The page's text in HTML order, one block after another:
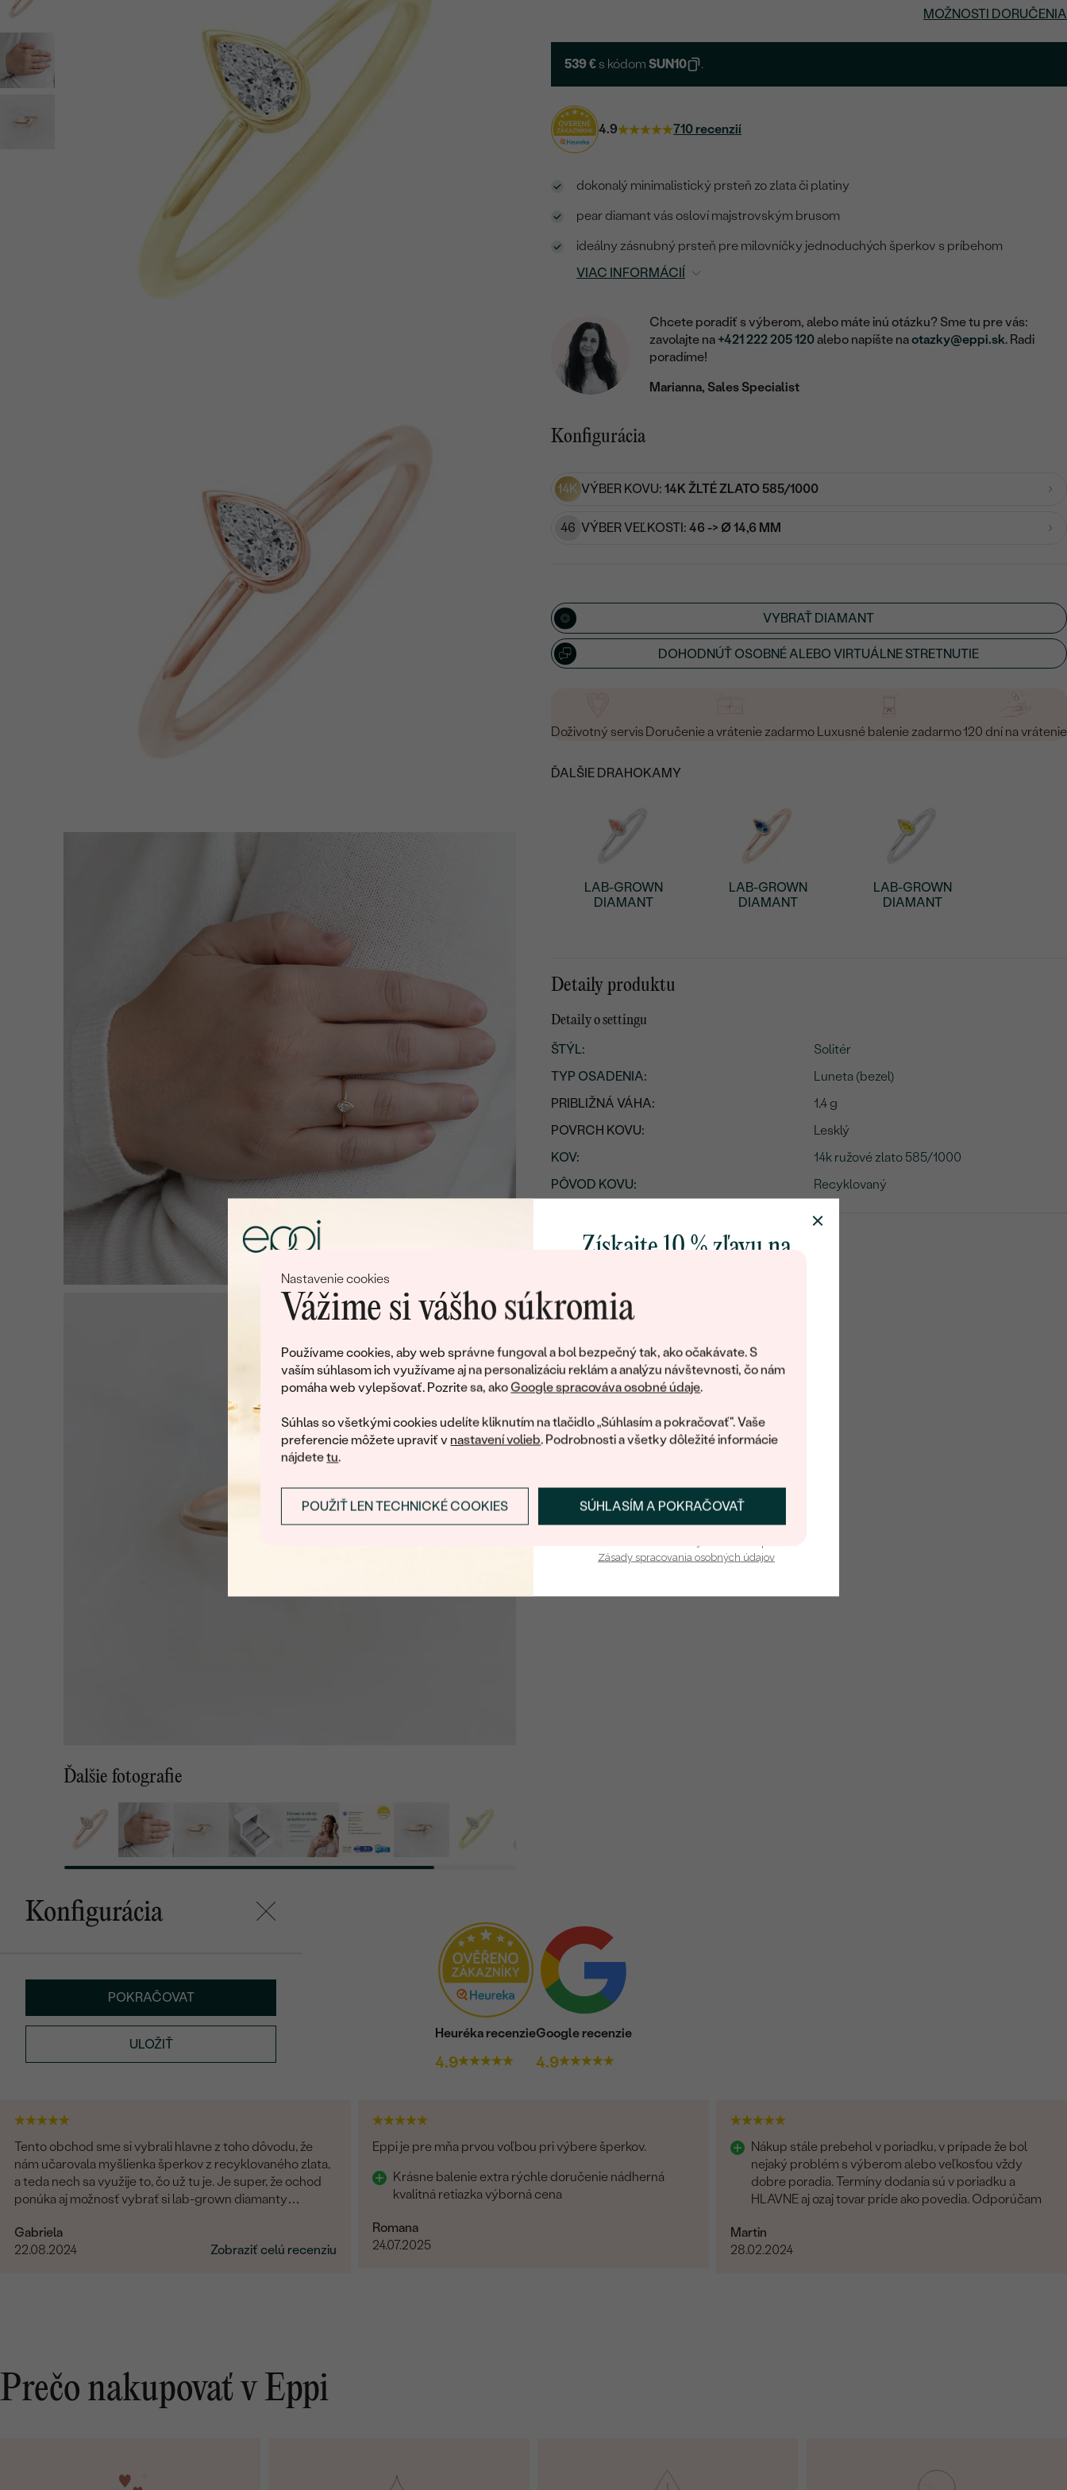
Nastavenie cookies
Vážime si vášho súkromia
Používame cookies, aby web správne fungoval a bol bezpečný tak, ako očakávate. S
vaším súhlasom ich využívame aj na personalizáciu reklám a analýzu návštevnosti, čo nám
pomáha web vylepšovať. Pozrite sa, akoGoogle spracováva osobné údaje.
Súhlas so všetkými cookies udelíte kliknutím na tlačidlo „Súhlasím a pokračovať". Vaše
preferencie môžete upraviť v nastavení volieb. Podrobnosti a všetky dôležité informácie
nájdetetu.
SÚHLASÍM A POKRAČOVAŤ
POUŽIŤ LEN TECHNICKÉ COOKIES
Ďalšie fotografie
MOŽNOSTI DORUČENIA
539 € s kódomSUN10 .
4.9 710 recenzií
dokonalý minimalistický prsteň zo zlata či platiny
pear diamant vás osloví majstrovským brusom
ideálny zásnubný prsteň pre milovníčky jednoduchých šperkov s príbehom
VIAC INFORMÁCIÍ
Chcete poradiť s výberom, alebo máte inú otázku? Sme tu pre vás:
zavolajte na +421 222 205 120alebo napíšte naotazky@eppi.sk. Radi
poradíme!
Marianna, Sales Specialist
Konfigurácia
14K VÝBER KOVU: 14K ŽLTÉ ZLATO 585/1000
46 VÝBER VEĽKOSTI: 46 -> Ø 14,6 MM
VYBRAŤ DIAMANT
DOHODNÚŤ OSOBNÉ ALEBO VIRTUÁLNE STRETNUTIE
Doživotný servis Doručenie a vrátenie zadarmo Luxusné balenie zadarmo120 dní na vrátenie
ĎALŠIE DRAHOKAMY
LAB-GROWN
DIAMANT
LAB-GROWN
DIAMANT
LAB-GROWN
DIAMANT
Detaily produktu
Detaily o settingu
ŠTÝL:
Solitér
TYP OSADENIA:
Luneta (bezel)
PRIBLIŽNÁ VÁHA:
1,4 g
POVRCH KOVU:
Lesklý
KOV:
14k ružové zlato 585/1000
PÔVOD KOVU: Recyklovaný
Konfigurácia
POKRAČOVAT
ULOŽIŤ
Heuréka recenzie
4.9
Google recenzie
4.9
Tento obchod sme si vybrali hlavne z toho dôvodu, že
nám učarovala myšlienka šperkov z recyklovaného zlata,
a teda nech sa využije to, čo už tu je. Je super, že ochod
ponúka aj možnosť vybrať si lab-grown diamanty
Bratislave, môžem len odporúčať. Pani Marianna bola
vždy veľmi milá, ochotná a trpezlivá pri našej voľbe. Vo
Gabriela
22.08.2024
Zobraziť celú recenziu
Eppi je pre mňa prvou voľbou pri výbere šperkov.
Krásne balenie extra rýchle doručenie nádherná
kvalitná retiazka výborná cena
Romana
24.07.2025
Nákup stále prebehol v poriadku, v prípade že bol
nejaký problém s výberom alebo veľkosťou vždy
dobre poradia. Termíny dodania sú v poriadku a
HLAVNE aj ozaj tovar príde ako povedia. Odporúčam
Martin
28.02.2024
Prečo nakupovať v Eppi
Získajte 10 % zľavu na
poctivo vyrábaných šperkov Eppi.
Ako darček na privítanie vám
obratom pošleme zľavový kód na
Prihlásiť sa a získať zľavu
Zásady spracovania osobných údajov